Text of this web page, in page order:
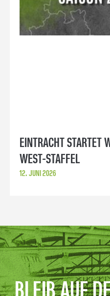
EINTRACHT STARTET
WEST-STAFFEL
12. JUNI 2026